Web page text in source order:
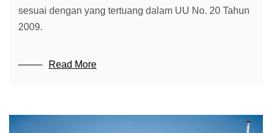
sesuai dengan yang tertuang dalam UU No. 20 Tahun
2009.
Read More